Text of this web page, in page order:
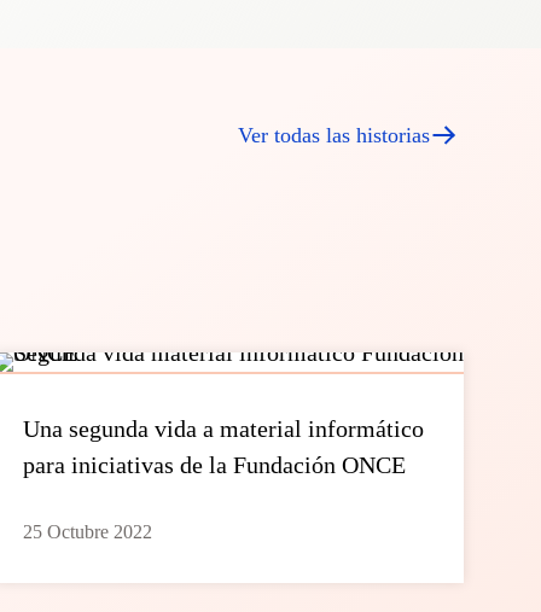
Ver todas las historias
Una segunda vida a material informático
para iniciativas de la Fundación ONCE
25 Octubre 2022